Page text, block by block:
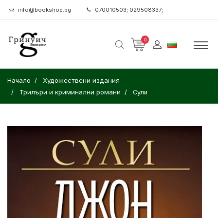
info@bookshop.bg 070010503; 029508337;
0
Начало
Художествени издания
Трилъри и криминални романи
Сули